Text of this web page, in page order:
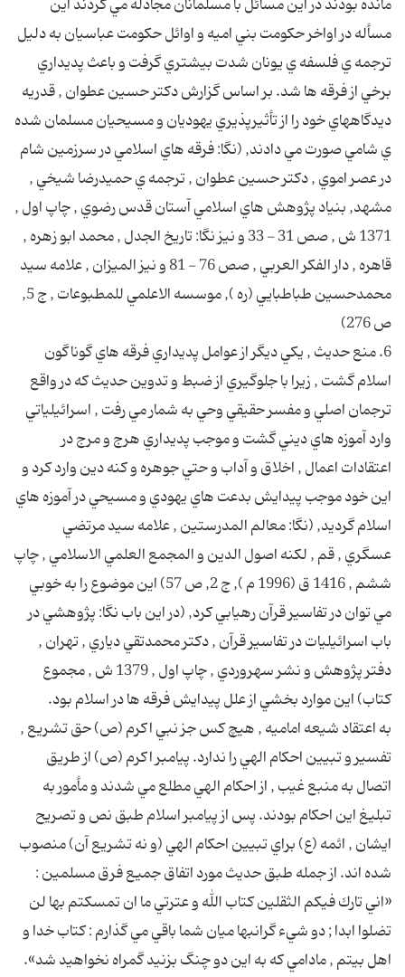
مانده بودند در اين مسائل با مسلمانان مجادله مي كردند اين
مسأله در اواخر حكومت بني اميه و اوائل حكومت عباسيان به دليل
ترجمه ي فلسفه ي يونان شدت بيشتري گرفت و باعث پديداري
برخي از فرقه ها شد. بر اساس گزارش دكتر حسين عطوان , قدريه
ديدگاههاي خود را از تأثيرپذيري يهوديان و مسيحيان مسلمان شده
ي شامي صورت مي دادند, (نگا: فرقه هاي اسلامي در سرزمين شام
در عصر اموي , دكتر حسين عطوان , ترجمه ي حميدرضا شيخي ,
مشهد, بنياد پژوهش هاي اسلامي آستان قدس رضوي , چاپ اول ,
1371 ش , صص 31 - 33 و نيز نگا: تاريخ الجدل , محمد ابو زهره ,
قاهره , دار الفكر العربي , صص 76 - 81 و نيز الميزان , علامه سيد
محمدحسين طباطبايي (ره ), موسسه الاعلمي للمطبوعات , ج 5,
ص 276)
6. منع حديث , يكي ديگر از عوامل پديداري فرقه هاي گوناگون
اسلام گشت , زيرا با جلوگيري از ضبط و تدوين حديث كه در واقع
ترجمان اصلي و مفسر حقيقي وحي به شمار مي رفت , اسرائيلياتي
وارد آموزه هاي ديني گشت و موجب پديداري هرج و مرج در
اعتقادات اعمال , اخلاق و آداب و حتي جوهره و كنه دين وارد كرد و
اين خود موجب پيدايش بدعت هاي يهودي و مسيحي در آموزه هاي
اسلام گرديد, (نگا: معالم المدرستين , علامه سيد مرتضي
عسگري , قم , لكنه اصول الدين و المجمع العلمي الاسلامي , چاپ
ششم , 1416 ق (1996 م ), ج 2, ص 57) اين موضوع را به خوبي
مي توان در تفاسير قرآن رهيابي كرد, (در اين باب نگا: پژوهشي در
باب اسرائيليات در تفاسير قرآن , دكتر محمدتقي دياري , تهران ,
دفتر پژوهش و نشر سهروردي , چاپ اول , 1379 ش , مجموع
كتاب) اين موارد بخشي از علل پيدايش فرقه ها در اسلام بود.
به اعتقاد شيعه اماميه , هيچ كس جز نبي اكرم (ص) حق تشريع ,
تفسير و تبيين احكام الهي را ندارد. پيامبر اكرم (ص) از طريق
اتصال به منبع غيب , از احكام الهي مطلع مي شدند و مأمور به
تبليغ اين احكام بودند. پس از پيامبر اسلام طبق نص و تصريح
ايشان , ائمه (ع) براي تبيين احكام الهي (و نه تشريع آن) منصوب
شده اند. از جمله طبق حديث مورد اتفاق جميع فرق مسلمين :
«اني تارك فيكم الثقلين كتاب الله و عترتي ما ان تمسكتم بها لن
تضلوا ابدا ; دو شيء گرانبها ميان شما باقي مي گذارم : كتاب خدا و
اهل بيتم , مادامي كه به اين دو چنگ بزنيد گمراه نخواهيد شد».